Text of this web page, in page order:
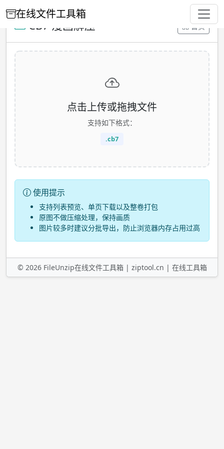
在线文件工具箱
CB7 漫画解压 首页
点击上传或拖拽文件
支持如下格式：
.cb7
使用提示
支持列表预览、单页下载以及整卷打包
原图不做压缩处理，保持画质
图片较多时建议分批导出，防止浏览器内存占用过高
© 2026FileUnzip在线文件工具箱 | ziptool.cn | 在线工具箱